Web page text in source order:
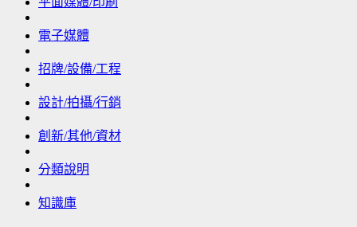
電子媒體
招牌/設備/工程
設計/拍攝/行銷
創新/其他/資材
分類說明
知識庫